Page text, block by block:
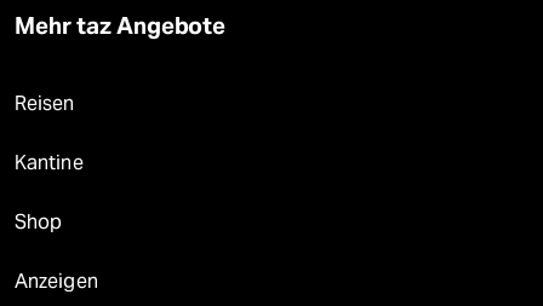
Mehr taz Angebote
Reisen
Kantine
Shop
Anzeigen